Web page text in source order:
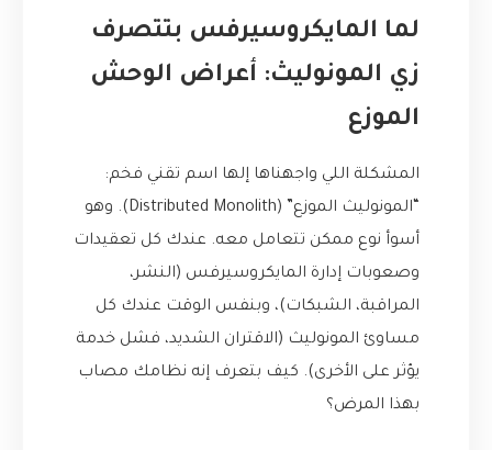
لما المايكروسيرفس بتتصرف
زي المونوليث: أعراض الوحش
الموزع
المشكلة اللي واجهناها إلها اسم تقني فخم:
“المونوليث الموزع” (Distributed Monolith). وهو
أسوأ نوع ممكن تتعامل معه. عندك كل تعقيدات
وصعوبات إدارة المايكروسيرفس (النشر،
المراقبة، الشبكات)، وبنفس الوقت عندك كل
مساوئ المونوليث (الاقتران الشديد، فشل خدمة
يؤثر على الأخرى). كيف بتعرف إنه نظامك مصاب
بهذا المرض؟